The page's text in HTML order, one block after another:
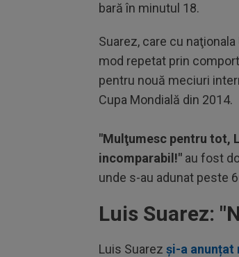
bară în minutul 18.
Suarez, care cu
mod repetat prin
pentru nouă meciuri
Cupa Mondială din 2014.
"Mulţumesc pentru tot,
incomparabil!" au fost
unde s-au adunat peste
Luis Suarez:
Luis Suarez și-a anunțat